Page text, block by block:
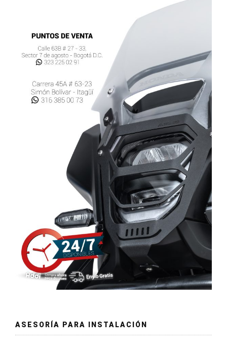
ASESORÍA PARA INSTALACIÓN